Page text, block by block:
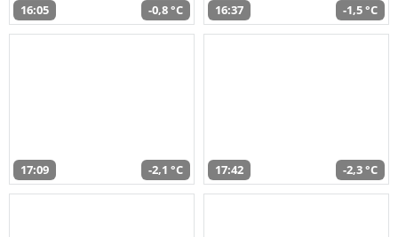
16:05 -0,8 °C 16:37 -1,5 °C
17:09 -2,1 °C 17:42 -2,3 °C